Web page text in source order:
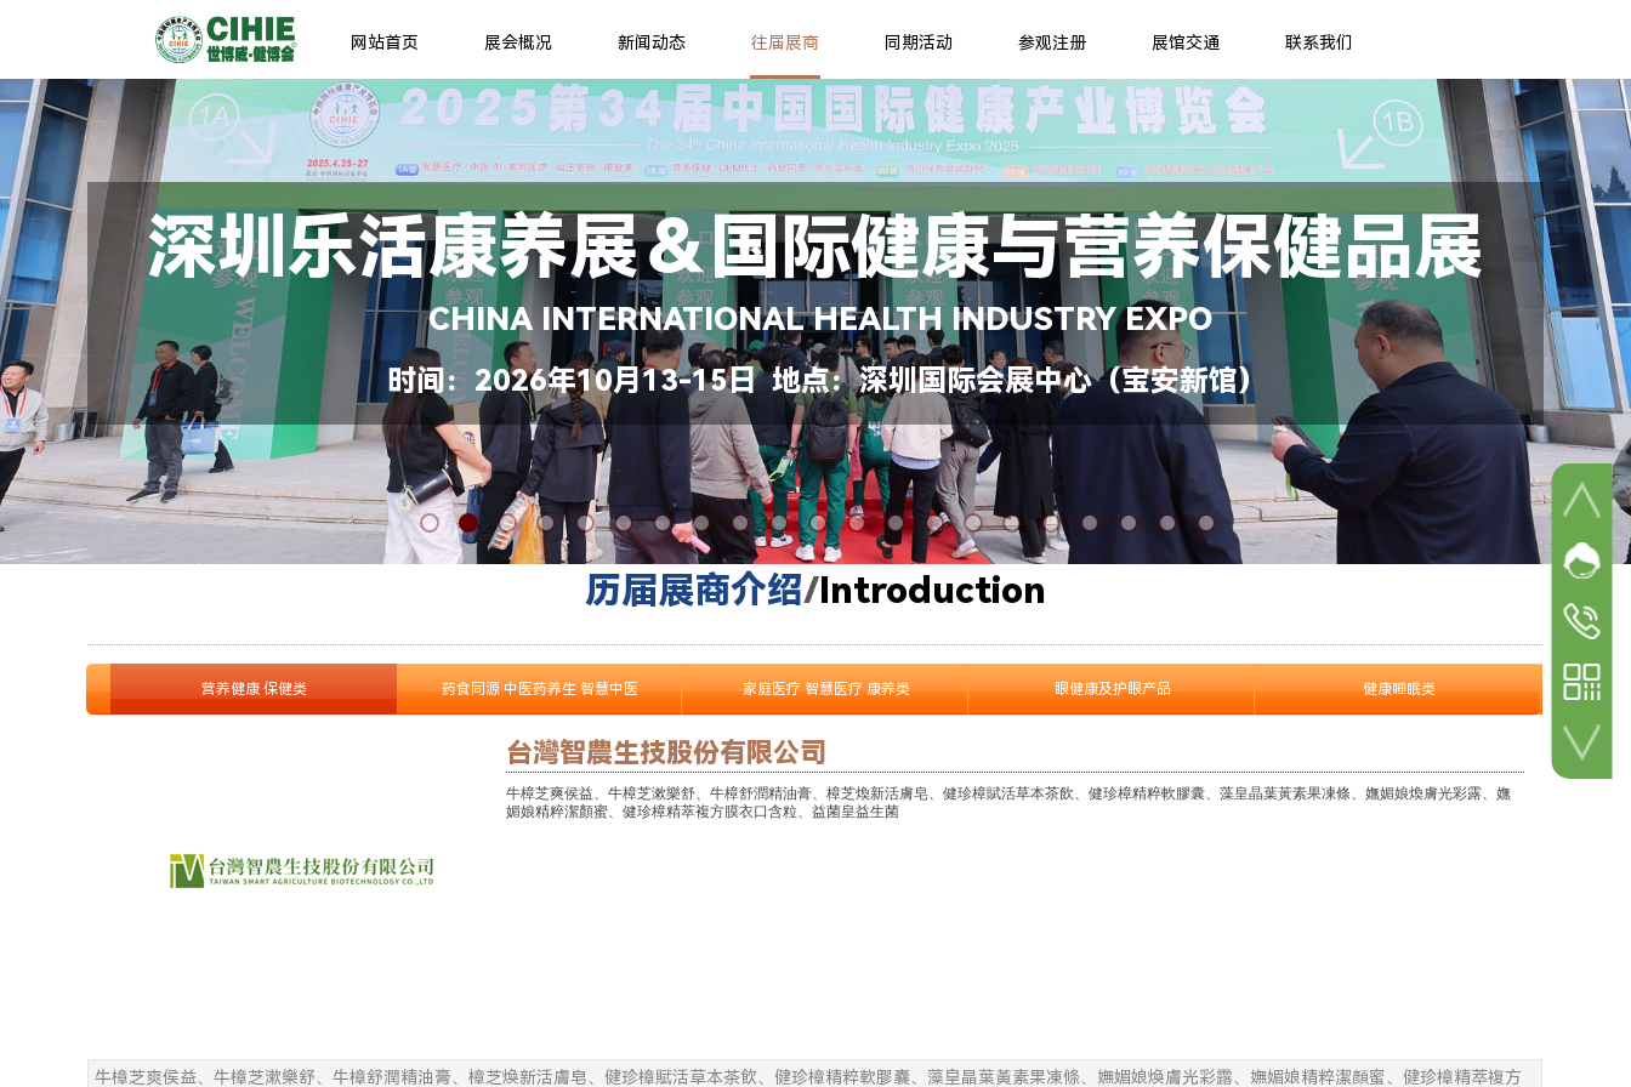
网站首页 展会概况 新闻动态 往届展商 同期活动 参观注册 展馆交通 联系我们
深圳乐活康养展＆国际健康与营养保健品展
CHINA INTERNATIONAL HEALTH INDUSTRY EXPO
时间：2026年10月13-15日 地点：深圳国际会展中心（宝安新馆）
历届展商介绍/Introduction
营养健康 保健类 药食同源 中医药养生 智慧中医 家庭医疗 智慧医疗 康养类 眼健康及护眼产品 健康睡眠类
台灣智農生技股份有限公司
牛樟芝爽侯益、牛樟芝漱樂舒、牛樟舒潤精油膏、樟芝煥新活膚皂、健珍樟賦活草本茶飲、健珍樟精粹軟膠囊、藻皇晶葉黃素果凍條、嫵媚娘煥膚光彩露、嫵
媚娘精粹潔顏蜜、健珍樟精萃複方膜衣口含粒、益菌皇益生菌
牛樟芝爽侯益、牛樟芝漱樂舒、牛樟舒潤精油膏、樟芝煥新活膚皂、健珍樟賦活草本茶飲、健珍樟精粹軟膠囊、藻皇晶葉黃素果凍條、嫵媚娘煥膚光彩露、嫵媚娘精粹潔顏蜜、健珍樟精萃複方
了解更多产品 >
网站客
参观咨询
参展咨询
扫一扫 关注公众号！